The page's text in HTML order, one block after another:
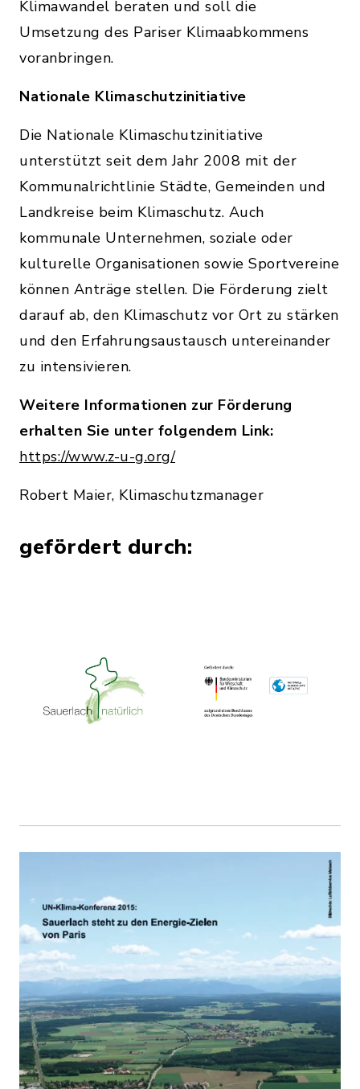
Klimawandel beraten und soll die
Umsetzung des Pariser Klimaabkommens
voranbringen.
Nationale Klimaschutzinitiative
Die Nationale Klimaschutzinitiative
unterstützt seit dem Jahr 2008 mit der
Kommunalrichtlinie Städte, Gemeinden und
Landkreise beim Klimaschutz. Auch
kommunale Unternehmen, soziale oder
kulturelle Organisationen sowie Sportvereine
können Anträge stellen. Die Förderung zielt
darauf ab, den Klimaschutz vor Ort zu stärken
und den Erfahrungsaustausch untereinander
zu intensivieren.
Weitere Informationen zur Förderung
erhalten Sie unter folgendem Link:
https://www.z-u-g.org/
Robert Maier, Klimaschutzmanager
gefördert durch: